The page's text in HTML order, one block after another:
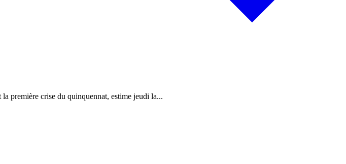
première crise du quinquennat, estime jeudi la...